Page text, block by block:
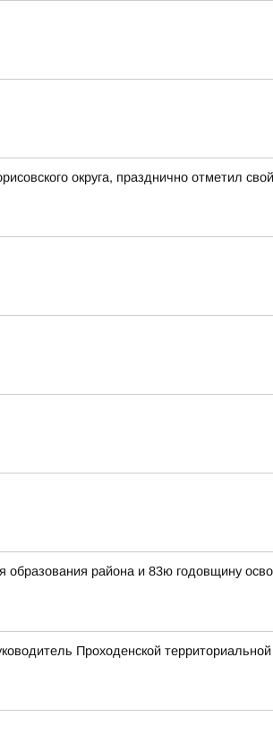
округа, празднично отметил
образования района и 83ю годовщину
Проходенской